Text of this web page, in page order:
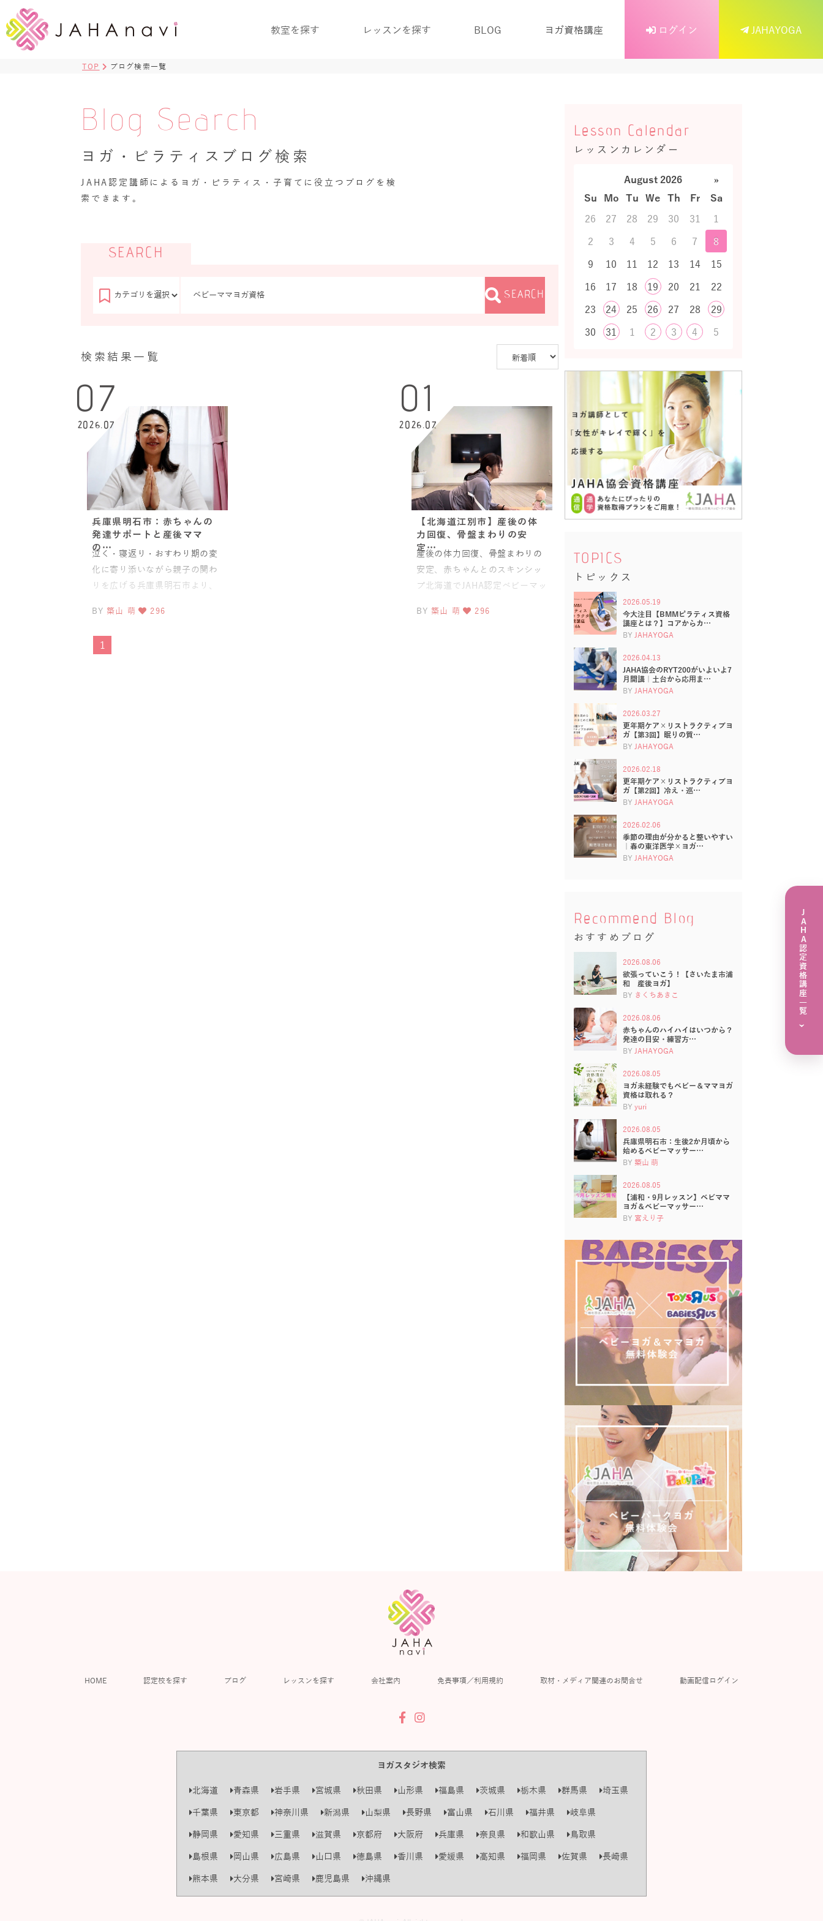
教室を探す レッスンを探す BLOG ヨガ資格講座 ログイン JAHAYOGA
TOP ブログ検索一覧
Blog Search
ヨガ・ピラティスブログ検索
JAHA認定講師によるヨガ・ピラティス・子育てに役立つブログを検
索できます。
SEARCH
SEARCH
検索結果一覧
07
2026.07
兵庫県明石市：赤ちゃんの
発達サポートと産後ママ
の…
泣く・寝返り・おすわり期の変
化に寄り添いながら親子の関わ
りを広げる兵庫県明石市より、
にて「ベビーヨガ＆ママ
BY 築山 萌 296
01
2026.07
【北海道江別市】産後の体
力回復、骨盤まわりの安
定…
産後の体力回復、骨盤まわりの
安定、赤ちゃんとのスキンシッ
プ北海道でJAHA認定ベビーマッ
さんが、次の学びと
BY 築山 萌 296
1
Lesson Calendar
レッスンカレンダー
August 2026
»
Su
Mo Tu We Th Fr
Sa
26
27 28 29 30 31
1
2
3 4 5 6 7
8
9
10 11 12 13 14
15
16
17 18 19 20 21
22
23
24 25 26 27 28
29
30
31 1 2 3 4 5
TOPICS
トピックス
2026.05.19
今大注目【BMMピラティス資格
講座とは？】コアからカ…
BY JAHAYOGA
2026.04.13
JAHA協会のRYT200がいよいよ7
月開講｜土台から応用ま…
BY JAHAYOGA
2026.03.27
更年期ケア×リストラクティブヨ
ガ【第3回】眠りの質…
BY JAHAYOGA
2026.02.18
更年期ケア×リストラクティブヨ
ガ【第2回】冷え・巡…
BY JAHAYOGA
2026.02.06
季節の理由が分かると整いやすい
｜春の東洋医学×ヨガ…
BY JAHAYOGA
Recommend Blog
おすすめブログ
2026.08.06
欲張っていこう！【さいたま市浦
和 産後ヨガ】
BY きくちあきこ
2026.08.06
赤ちゃんのハイハイはいつから？
発達の目安・練習方…
BY JAHAYOGA
2026.08.05
ヨガ未経験でもベビー＆ママヨガ
資格は取れる？
BY yuri
2026.08.05
兵庫県明石市：生後2か月頃から
始めるベビーマッサー…
BY 築山 萌
2026.08.05
【浦和・9月レッスン】ベビママ
ヨガ＆ベビーマッサー…
BY 宮えり子
HOME 認定校を探す ブログ レッスンを探す 会社案内 免責事項／利用規約 取材・メディア関連のお問合せ 動画配信ログイン
ヨガスタジオ検索
北海道 青森県 岩手県 宮城県 秋田県 山形県 福島県 茨城県 栃木県 群馬県
埼玉県
千葉県
東京都 神奈川県 新潟県 山梨県 長野県 富山県 石川県 福井県
岐阜県
静岡県
愛知県 三重県 滋賀県 京都府 大阪府 兵庫県 奈良県 和歌山県
鳥取県
島根県
岡山県 広島県 山口県 徳島県 香川県 愛媛県 高知県 福岡県 佐賀県
長崎県
熊本県
大分県 宮崎県 鹿児島県 沖縄県
JAHA認定資格講座一覧
›